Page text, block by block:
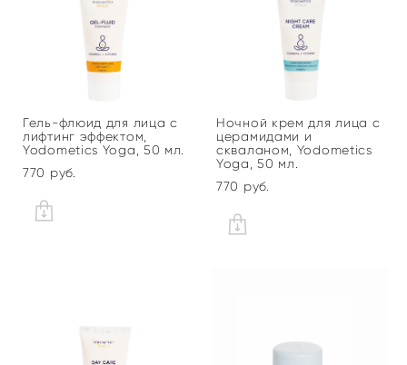
Гель-флюид для лица c
лифтинг эффектом,
Yodometics Yoga, 50 мл.
770 pуб.
Ночной крем для лица с
церамидами и
скваланом, Yodometics
Yoga, 50 мл.
770 pуб.